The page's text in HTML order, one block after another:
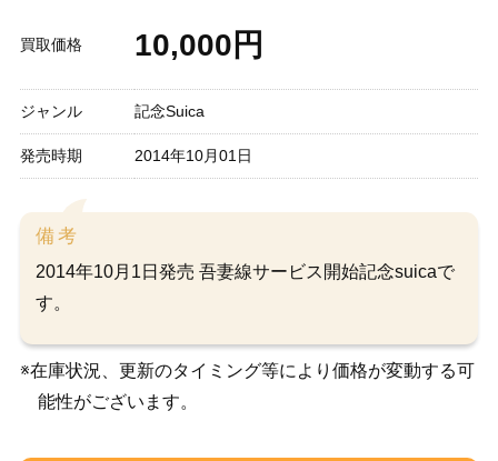
買取価格 10,000円
ジャンル 記念Suica
発売時期 2014年10月01日
備考
2014年10月1日発売 吾妻線サービス開始記念suicaで
す。
※在庫状況、更新のタイミング等により価格が変動する可
能性がございます。